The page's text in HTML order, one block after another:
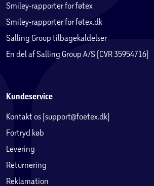
Smiley-rapporter for føtex
Smiley-rapporter for føtex.dk
Salling Group tilbagekaldelser
En del af Salling Group A/S (CVR 35954716)
Kundeservice
Kontakt os (support@foetex.dk)
Fortryd køb
Levering
Returnering
Reklamation